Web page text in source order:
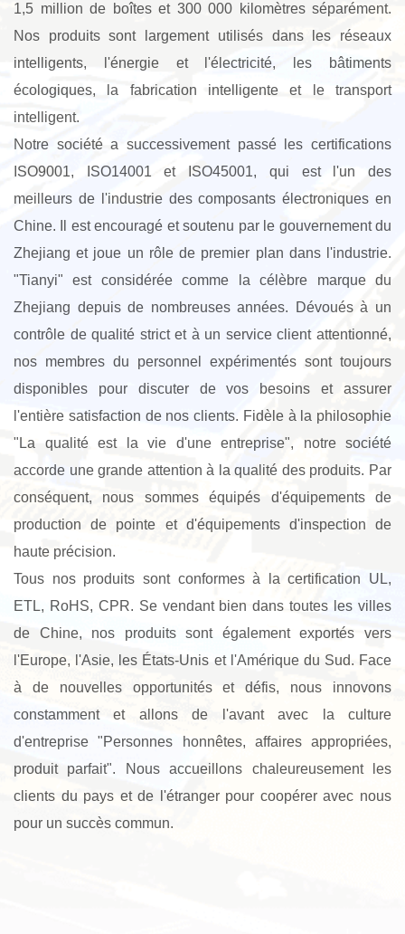
1,5 million de boîtes et 300 000 kilomètres séparément.
Nos produits sont largement utilisés dans les réseaux
intelligents, l'énergie et l'électricité, les bâtiments
écologiques, la fabrication intelligente et le transport
intelligent.
Notre société a successivement passé les certifications
ISO9001, ISO14001 et ISO45001, qui est l'un des
meilleurs de l'industrie des composants électroniques en
Chine. Il est encouragé et soutenu par le gouvernement du
Zhejiang et joue un rôle de premier plan dans l'industrie.
"Tianyi" est considérée comme la célèbre marque du
Zhejiang depuis de nombreuses années. Dévoués à un
contrôle de qualité strict et à un service client attentionné,
nos membres du personnel expérimentés sont toujours
disponibles pour discuter de vos besoins et assurer
l'entière satisfaction de nos clients. Fidèle à la philosophie
"La qualité est la vie d'une entreprise", notre société
accorde une grande attention à la qualité des produits. Par
conséquent, nous sommes équipés d'équipements de
production de pointe et d'équipements d'inspection de
haute précision.
Tous nos produits sont conformes à la certification UL,
ETL, RoHS, CPR. Se vendant bien dans toutes les villes
de Chine, nos produits sont également exportés vers
l'Europe, l'Asie, les États-Unis et l'Amérique du Sud. Face
à de nouvelles opportunités et défis, nous innovons
constamment et allons de l'avant avec la culture
d'entreprise "Personnes honnêtes, affaires appropriées,
produit parfait". Nous accueillons chaleureusement les
clients du pays et de l'étranger pour coopérer avec nous
pour un succès commun.